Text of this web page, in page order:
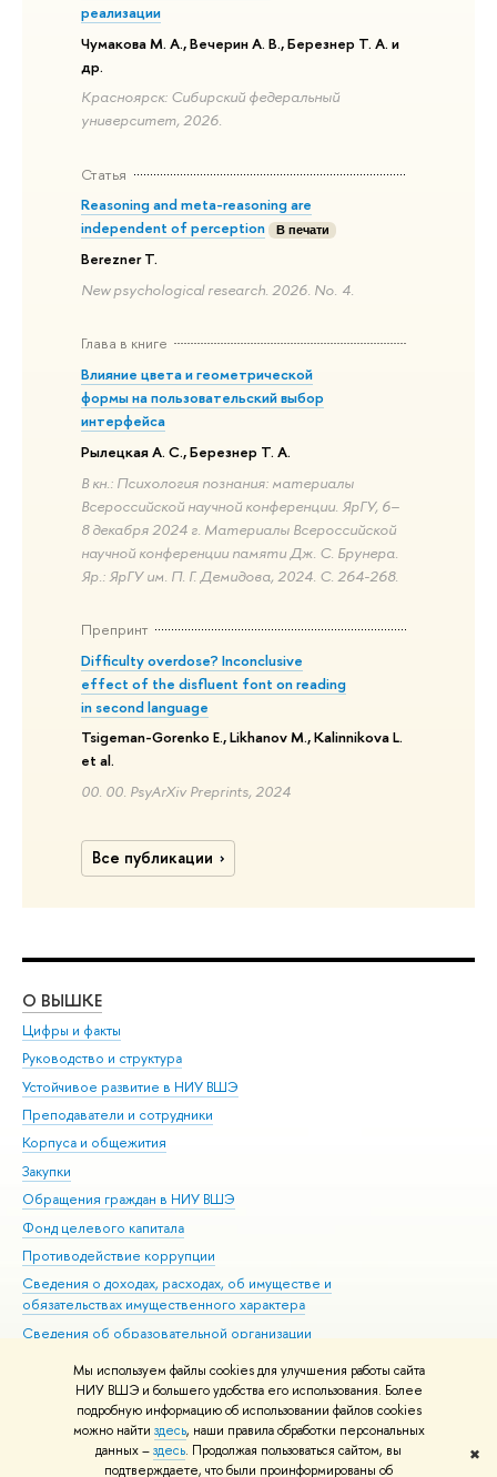
Мы используем файлы cookies для улучшения работы сайта
НИУ ВШЭ и большего удобства его использования. Более
подробную информацию об использовании файлов cookies
можно найти здесь, наши правила обработки персональных
данных –здесь. Продолжая пользоваться сайтом, вы
подтверждаете, что были проинформированы об
✖
реализации
Чумакова М. А., Вечерин А. В., Березнер Т. А. и
др.
Красноярск: Сибирский федеральный
университет, 2026.
Статья
Reasoning and meta-reasoning are
independent of perception
В печати
Berezner T.
New psychological research. 2026. No. 4.
Глава в книге
Влияние цвета и геометрической
формы на пользовательский выбор
интерфейса
Рылецкая А. С., Березнер Т. А.
В кн.: Психология познания: материалы
Всероссийской научной конференции. ЯрГУ, 6–
8 декабря 2024 г. Материалы Всероссийской
научной конференции памяти Дж. С. Брунера.
Яр.: ЯрГУ им. П. Г. Демидова, 2024. С. 264-268.
Препринт
Difficulty overdose? Inconclusive
effect of the disfluent font on reading
in second language
Tsigeman-Gorenko E., Likhanov M., Kalinnikova L.
et al.
00. 00. PsyArXiv Preprints, 2024
Все публикации
О ВЫШКЕ
Цифры и факты
Руководство и структура
Устойчивое развитие в НИУ ВШЭ
Преподаватели и сотрудники
Корпуса и общежития
Закупки
Обращения граждан в НИУ ВШЭ
Фонд целевого капитала
Противодействие коррупции
Сведения о доходах, расходах, об имуществе и
обязательствах имущественного характера
Сведения об образовательной организации
Людям с ограниченными возможностями здоровья
Единая платежная страница
Работа в Вышке